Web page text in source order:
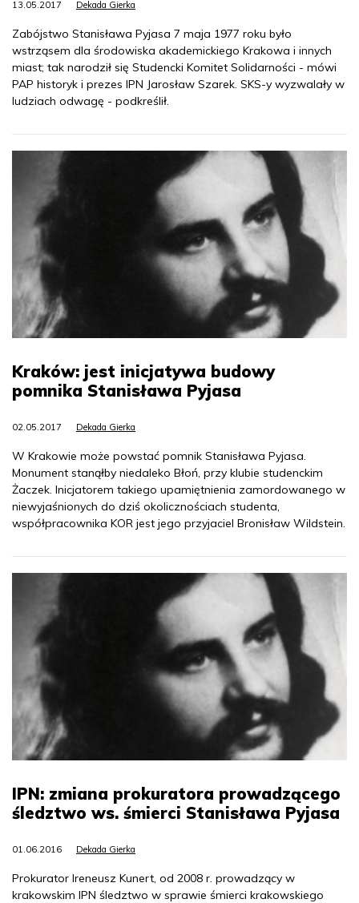
13.05.2017 Dekada Gierka
Zabójstwo Stanisława Pyjasa 7 maja 1977 roku było
wstrząsem dla środowiska akademickiego Krakowa i innych
miast; tak narodził się Studencki Komitet Solidarności - mówi
PAP historyk i prezes IPN Jarosław Szarek. SKS-y wyzwalały w
ludziach odwagę - podkreślił.
Kraków: jest inicjatywa budowy
pomnika Stanisława Pyjasa
02.05.2017 Dekada Gierka
W Krakowie może powstać pomnik Stanisława Pyjasa.
Monument stanąłby niedaleko Błoń, przy klubie studenckim
Żaczek. Inicjatorem takiego upamiętnienia zamordowanego w
niewyjaśnionych do dziś okolicznościach studenta,
współpracownika KOR jest jego przyjaciel Bronisław Wildstein.
IPN: zmiana prokuratora prowadzącego
śledztwo ws. śmierci Stanisława Pyjasa
01.06.2016 Dekada Gierka
Prokurator Ireneusz Kunert, od 2008 r. prowadzący w
krakowskim IPN śledztwo w sprawie śmierci krakowskiego